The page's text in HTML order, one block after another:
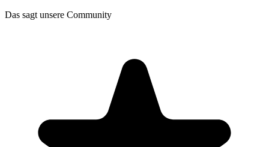
Das sagt unsere Community